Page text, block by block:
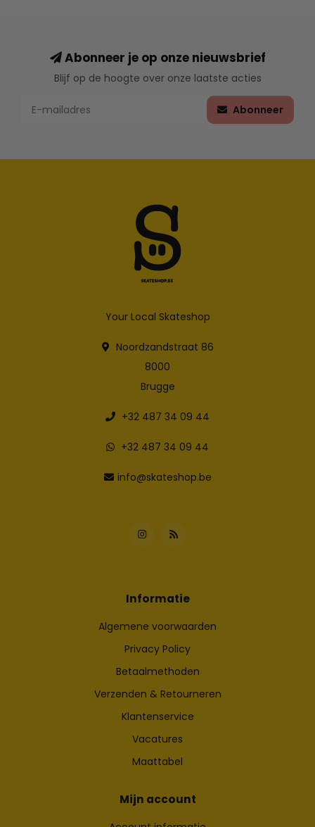
Abonneer je op onze nieuwsbrief
Blijf op de hoogte over onze laatste acties
Abonneer
Your Local Skateshop
Noordzandstraat 86
8000
Brugge
+32 487 34 09 44
+32 487 34 09 44
info@skateshop.be
Informatie
Algemene voorwaarden
Privacy Policy
Betaalmethoden
Verzenden & Retourneren
Klantenservice
Vacatures
Maattabel
Mijn account